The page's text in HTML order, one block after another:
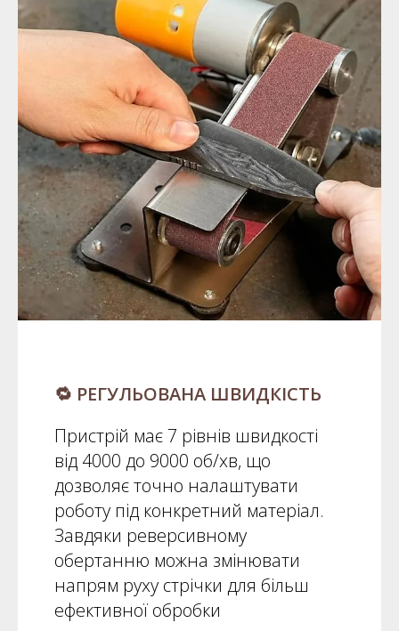
🔁 РЕГУЛЬОВАНА ШВИДКІСТЬ
Пристрій має 7 рівнів швидкості
від 4000 до 9000 об/хв, що
дозволяє точно налаштувати
роботу під конкретний матеріал.
Завдяки реверсивному
обертанню можна змінювати
напрям руху стрічки для більш
ефективної обробки